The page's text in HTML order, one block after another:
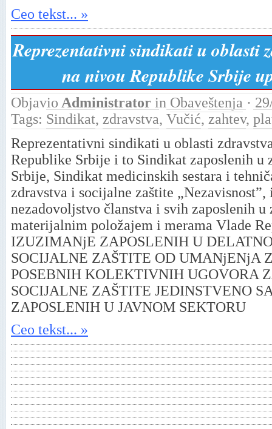
Ceo tekst... »
Reprezentativni sindikati u oblasti
na nivou Republike Srbije
Objavio Administrator in Obaveštenja ·
Tags: Sindikat, zdravstva, Vučić, zahtev,
Reprezentativni sindikati u oblasti
Republike Srbije i to Sindikat zaposlenih
Srbije, Sindikat medicinskih sestara i
zdravstva i socijalne zaštite
nezadovoljstvo članstva i svih zaposlenih
materijalnim položajem i merama Vlade
IZUZIMANjE ZAPOSLENIH U
SOCIJALNE ZAŠTITE OD UMANjENjA
POSEBNIH KOLEKTIVNIH UGOVORA
SOCIJALNE ZAŠTITE JEDINSTVENO
ZAPOSLENIH U JAVNOM SEKTORU
Ceo tekst... »